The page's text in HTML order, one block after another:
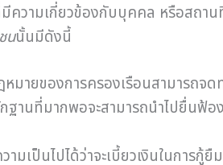
ามเกี่ยวข้องกับบุคคล หรือสถานที่
นนั้นมีดังนี้
มายของการครองเรือนสามารถจด
นที่มากพอจะสามารถนำไปยื่นฟ้อ
เป็นไปได้ว่าจะเบี้ยวเงินในการกู้ยืม